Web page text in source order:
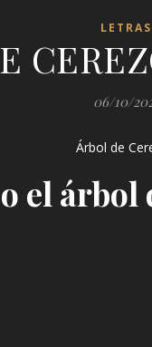
LETRAS
06/10/
Árbol de
el árbol